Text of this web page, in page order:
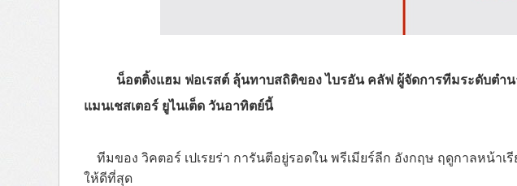
น็อตติ้งแฮม ฟอเรสต์ ลุ้นทาบสถิติของ ไบรอัน คลัฟ ผู้จัดการทีมระดับตำ
แมนเชสเตอร์ ยูไนเต็ด วันอาทิตย์นี้
ทีมของ วิคตอร์ เปเรยร่า การันตีอยู่รอดใน พรีเมียร์ลีก อังกฤษ ฤดูกาลหน้าเ
ให้ดีที่สุด